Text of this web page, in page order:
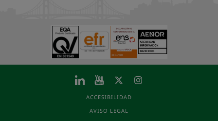
ACCESIBILIDAD
AVISO LEGAL